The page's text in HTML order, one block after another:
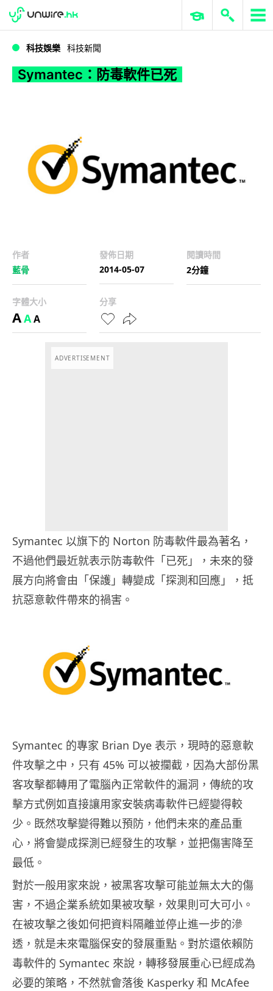
Symantec：防毒軟件已死
WWDC 2026 ERP 與商業 AI
科技娛樂 科技新聞
Symantec：防毒軟件已死
作者
藍骨
發佈日期
2014-05-07
閱讀時間
2分鐘
字體大小
AAA
分享
ADVERTISEMENT
Symantec 以旗下的 Norton 防毒軟件最為著名，
不過他們最近就表示防毒軟件「已死」，未來的發
展方向將會由「保護」轉變成「探測和回應」，抵
抗惡意軟件帶來的禍害。
Symantec 的專家 Brian Dye 表示，現時的惡意軟
件攻擊之中，只有 45% 可以被攔截，因為大部份黑
客攻擊都轉用了電腦內正常軟件的漏洞，傳統的攻
擊方式例如直接讓用家安裝病毒軟件已經變得較
少。既然攻擊變得難以預防，他們未來的產品重
心，將會變成探測已經發生的攻擊，並把傷害降至
最低。
對於一般用家來說，被黑客攻擊可能並無太大的傷
害，不過企業系統如果被攻擊，效果則可大可小。
在被攻擊之後如何把資料隔離並停止進一步的滲
透，就是未來電腦保安的發展重點。對於還依賴防
毒軟件的 Symantec 來說，轉移發展重心已經成為
必要的策略，不然就會落後 Kasperky 和 McAfee